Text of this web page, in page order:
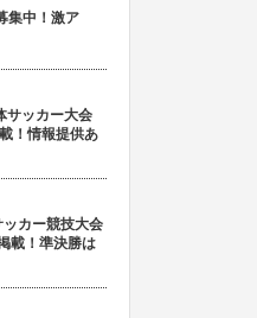
集中！激ア
サッカー大会
！情報提供あ
カー競技大会
載！準決勝は